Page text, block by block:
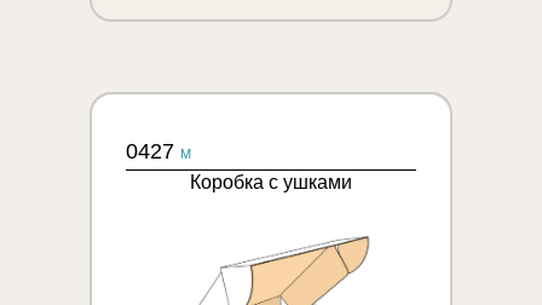
0427 M
Коробка с ушками